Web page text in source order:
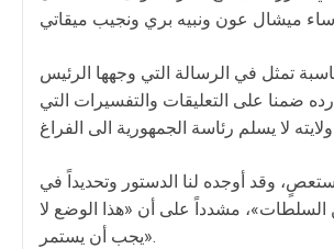
تمثل في الرسالة التي وجهها الرئيس
رده ضمنا على التعليقات والتفسيرات التي
وقد أوجده لنا الدستور وتحديداً في
السلطات»، مشدداً على أن «هذا الوضع لا
يجب أن يستمر».